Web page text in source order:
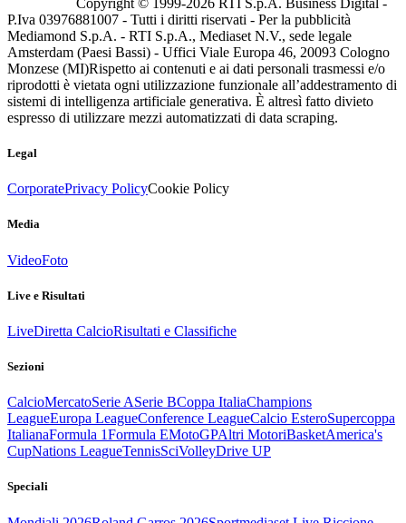
Copyright © 1999-2026 RTI S.p.A. Business Digital -
P.Iva 03976881007 - Tutti i diritti riservati - Per la pubblicità
Mediamond S.p.A. - RTI S.p.A., Mediaset N.V., sede legale
Amsterdam (Paesi Bassi) - Uffici Viale Europa 46, 20093 Cologno
Monzese (MI)Rispetto ai contenuti e ai dati personali trasmessi e/o
riprodotti è vietata ogni utilizzazione funzionale all’addestramento di
sistemi di intelligenza artificiale generativa. È altresì fatto divieto
espresso di utilizzare mezzi automatizzati di data scraping.
Legal
CorporatePrivacy PolicyCookie Policy
Media
VideoFoto
Live e Risultati
LiveDiretta CalcioRisultati e Classifiche
Sezioni
CalcioMercatoSerie ASerie BCoppa ItaliaChampions
LeagueEuropa LeagueConference LeagueCalcio EsteroSupercoppa
ItalianaFormula 1Formula EMotoGPAltri MotoriBasketAmerica's
CupNations LeagueTennisSciVolleyDrive UP
Speciali